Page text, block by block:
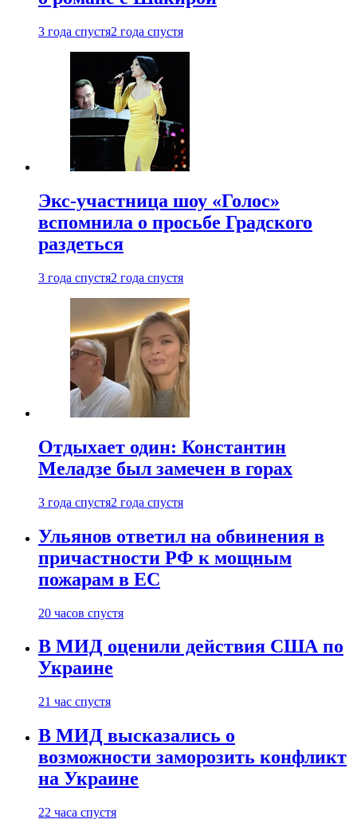
3 года спустя2 года спустя
Экс-участница шоу «Голос»
вспомнила о просьбе Градского
раздеться
3 года спустя2 года спустя
Отдыхает один: Константин
Меладзе был замечен в горах
3 года спустя2 года спустя
Ульянов ответил на обвинения в
причастности РФ к мощным
пожарам в ЕС
20 часов спустя
В МИД оценили действия США по
Украине
21 час спустя
В МИД высказались о
возможности заморозить конфликт
на Украине
22 часа спустя